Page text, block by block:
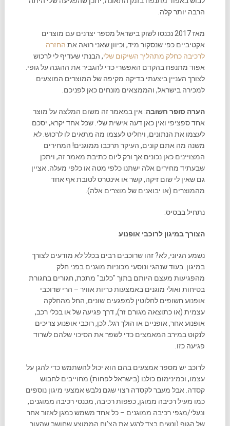
הרבה יותר קלה.
מאז 2017 נכנסו לשוק בישראל מספר יצרנים עם מוצרים
אקטיביים כפי שנסקור מיד, וכיוון שאני רואה את החזרה
לרכיבה כחלק מתהליך השיקום שלי, הבנתי שעדיף לי לרכוש
אפוד מתנפח בהקדם האפשרי כדי להגביר את ההגנה על גופי.
לצורך העניין ביצעתי בדיקה מקיפה של המוצרים המוצעים
למכירה בישראל, והממצאים מונחים כאן לפניכם.
הערה סופר חשובה: אין במאמר זה משום המלצה על מוצר
אחד ספציפי ואין כאן דעה אישית שלי. שכל אחד יקרא, יסכם
לעצמו את הנתונים, ויחליט לעצמו מה מתאים לו לרכוש. לא
משנה מה אתם קונים, העיקר תרכבו ממוגנים! המחירים
המצויינים כאן נכונים אך ורק ליום כתיבת מאמר זה, ויתכן
שבעתיד מחירים אלה ישתנו כלפי מטה או כלפי מעלה. אציין
גם שאין לי שום זיקה, קשר או אינטרס לטובת אף אחד
מהמוצרים (או יבואנים של מוצרים אלה).
נתחיל בבסיס:
הצורך במיגון לרוכבי אופנוע
נשמע הגיוני, לא? זהו שרוכבים רבים בכלל לא מודעים לצורך
במיגון. בעוד שנהגי ונוסעי מכוניות מוגנים בפני חלק
מהפגיעות מעצם היותם בתוך "כלוב" מתכת, חגורים בחגורת
בטיחות ואולי מוגנים באמצעות כריות אוויר – הרי שרוכבי
אופנוע חשופים לחלוטין למפגעים שונים, החל מהחלקה
עצמית (או כתוצאה מגורם זר), דרך פגיעה של או בכלי רכב,
אופנוע אחר, אופניים או הולך רגל. לכן, רוכבי אופנוע צריכים
לנקוט במירב המאמצים כדי לשפר את הסיכוי שלהם לשרוד
פגיעה כזו.
לרוכב יש מספר אמצעים בהם הוא יכול להשתמש כדי להגן על
עצמו, וכמינימום כולנו (בישראל לפחות) מחוייבים לחבוש
קסדה. אבל מעבר לקסדה רצוי שגם נלבש אמצעי מיגון נוספים
כמו מעיל רכיבה ממוגן, כפפות רכיבה, מכנסי רכיבה ממוגנים,
ונעלי/מגפי רכיבה ממוגנים – כל אחד משמש כמגן לאזור אחר
של הגוף (ונשים בצד לרגע את הצ'וח הממוצע שחושב שהעור